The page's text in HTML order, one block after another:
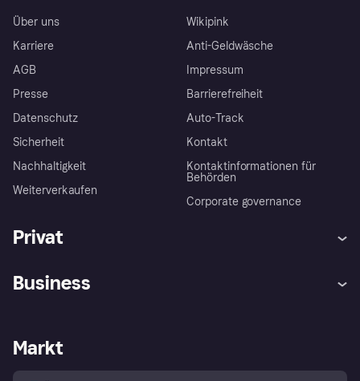
Über uns
Karriere
AGB
Presse
Datenschutz
Sicherheit
Nachhaltigkeit
Weiterverkaufen
Wikipink
Anti-Geldwäsche
Impressum
Barrierefreiheit
Auto-Track
Kontakt
Kontaktinformationen für
Behörden
Corporate governance
Privat
Shops entdecken
Business
Händlerportal
Markt